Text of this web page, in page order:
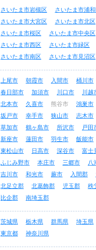
さいたま市岩槻区
さいたま市浦
さいたま市大宮区
さいたま市北区
さいたま市桜区
さいたま市中央区
さいたま市西区
さいたま市緑区
さいたま市南区
さいたま市見沼区
上尾市 朝霞市 入間市
桶川市
春日部市
加須市 川口市
川越
北本市
久喜市 熊谷市 鴻巣市
坂戸市
幸手市 狭山市 志木市
草加市
鶴ヶ島市 所沢市
戸田
新座市
蓮田市 羽生市
飯能市
東松山市
日高市 深谷市
富士
ふじみ野市
本庄市 三郷市
八
吉川市
和光市 蕨市 入間郡
北足立郡
北葛飾郡 児玉郡
秩
比企郡
南埼玉郡
茨城県 栃木県 群馬県 埼玉県
東京都
神奈川県